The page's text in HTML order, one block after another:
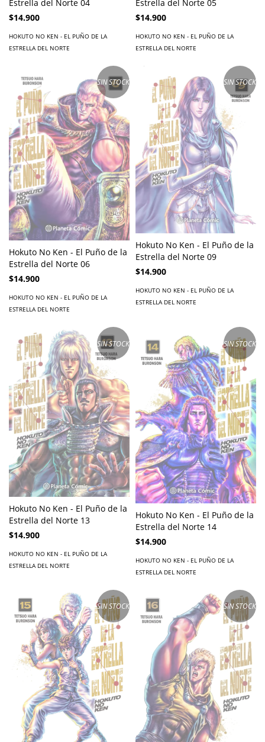
Estrella del Norte 04
$14.900
HOKUTO NO KEN - EL PUÑO DE LA
ESTRELLA DEL NORTE
Estrella del Norte 05
$14.900
HOKUTO NO KEN - EL PUÑO DE LA
ESTRELLA DEL NORTE
SIN STOCK
Hokuto No Ken - El Puño de la
Estrella del Norte 06
$14.900
HOKUTO NO KEN - EL PUÑO DE LA
ESTRELLA DEL NORTE
SIN STOCK
Hokuto No Ken - El Puño de la
Estrella del Norte 09
$14.900
HOKUTO NO KEN - EL PUÑO DE LA
ESTRELLA DEL NORTE
SIN STOCK
Hokuto No Ken - El Puño de la
Estrella del Norte 13
$14.900
HOKUTO NO KEN - EL PUÑO DE LA
ESTRELLA DEL NORTE
SIN STOCK
Hokuto No Ken - El Puño de la
Estrella del Norte 14
$14.900
HOKUTO NO KEN - EL PUÑO DE LA
ESTRELLA DEL NORTE
SIN STOCK SIN STOCK